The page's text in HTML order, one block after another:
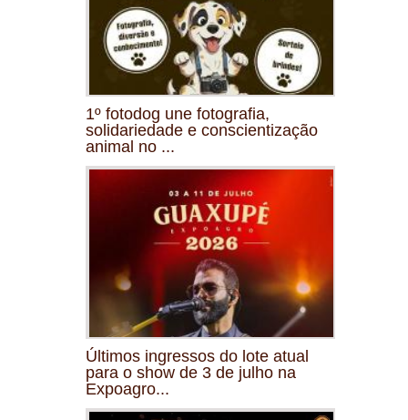
1º fotodog une fotografia,
solidariedade e conscientização
animal no ...
Últimos ingressos do lote atual
para o show de 3 de julho na
Expoagro...